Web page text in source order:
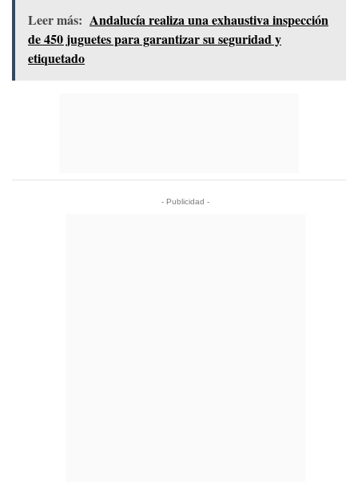
Leer más: Andalucía realiza una exhaustiva inspección
de 450 juguetes para garantizar su seguridad y
etiquetado
- Publicidad -